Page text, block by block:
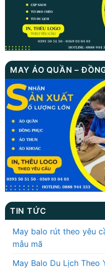
MAY ÁO QUẦN –
TIN TỨC
May balo rút theo yêu
mẫu mã
May Balo Du Lịch Theo